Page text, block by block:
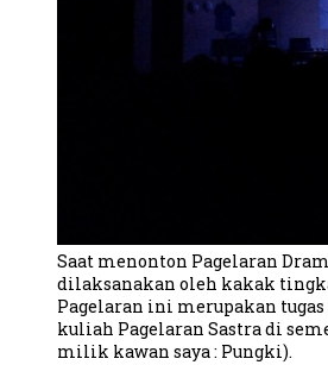
Saat menonton Pagelaran
dilaksanakan oleh kakak
Pagelaran ini merupakan
kuliah Pagelaran Sastra di
milik kawan saya : Pungki).